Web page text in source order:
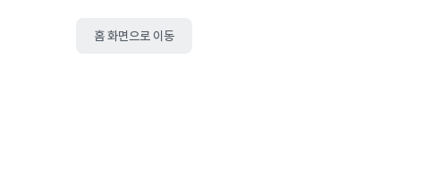
홈 화면으로 이동